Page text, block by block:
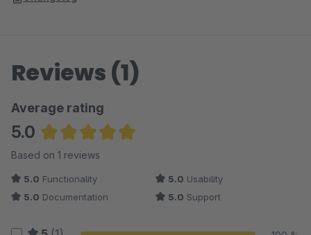
Reviews (1)
Average rating
5.0
Average rating of 5 out of 5 stars
Based on 1 reviews
5.0 Functionality 5.0 Usability
5.0 Documentation 5.0 Support